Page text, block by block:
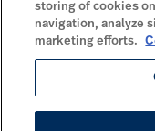
storing of cookies
navigation, analyze
marketing efforts.